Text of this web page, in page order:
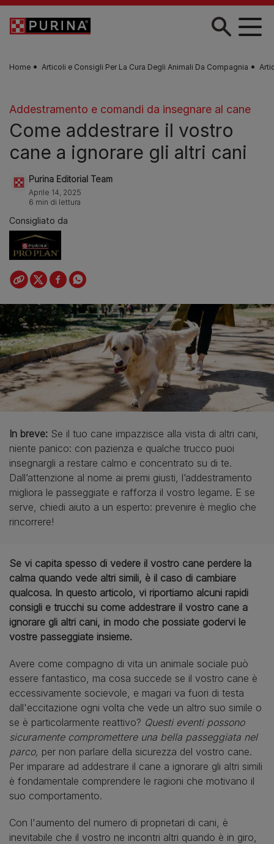
Skip to main content
Home Articoli e Consigli Per La Cura Degli Animali Da Compagnia
Addestramento e comandi da insegnare al cane
Come addestrare il vostro
cane a ignorare gli altri cani
Purina Editorial Team
Aprile 14, 2025
6 min di lettura
Consigliato da
In breve: Se il tuo cane impazzisce alla vista di altri cani,
niente panico: con pazienza e qualche trucco puoi
insegnargli a restare calmo e concentrato su di te.
Dall’attenzione al nome ai premi giusti, l’addestramento
migliora le passeggiate e rafforza il vostro legame. E se
serve, chiedi aiuto a un esperto: prevenire è meglio che
rincorrere!
Se vi capita spesso di vedere il vostro cane perdere la
calma quando vede altri simili, è il caso di cambiare
qualcosa. In questo articolo, vi riportiamo alcuni rapidi
consigli e trucchi su come addestrare il vostro cane a
ignorare gli altri cani, in modo che possiate godervi le
vostre passeggiate insieme.
Avere come compagno di vita un animale sociale può
essere fantastico, ma cosa succede se il vostro cane è
eccessivamente socievole, e magari va fuori di testa
dall'eccitazione ogni volta che vede un altro suo simile o
se è particolarmente reattivo? Questi eventi possono
sicuramente compromettere una bella passeggiata nel
parco, per non parlare della sicurezza del vostro cane.
Per imparare ad addestrare il cane a ignorare gli altri simili
è fondamentale comprendere le ragioni che motivano il
suo comportamento.
Con l'aumento del numero di proprietari di cani, è
inevitabile che il vostro ne incontri altri quando è in giro,